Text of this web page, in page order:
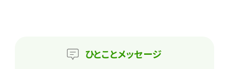
ひとことメッセージ